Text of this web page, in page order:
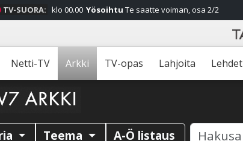
TV-SUORA: klo 00.00 Yösoihtu Te saatte voiman, osa 2/2
Netti-TV Arkki TV-opas Lahjoita Lehdet
Teema A-Ö listaus